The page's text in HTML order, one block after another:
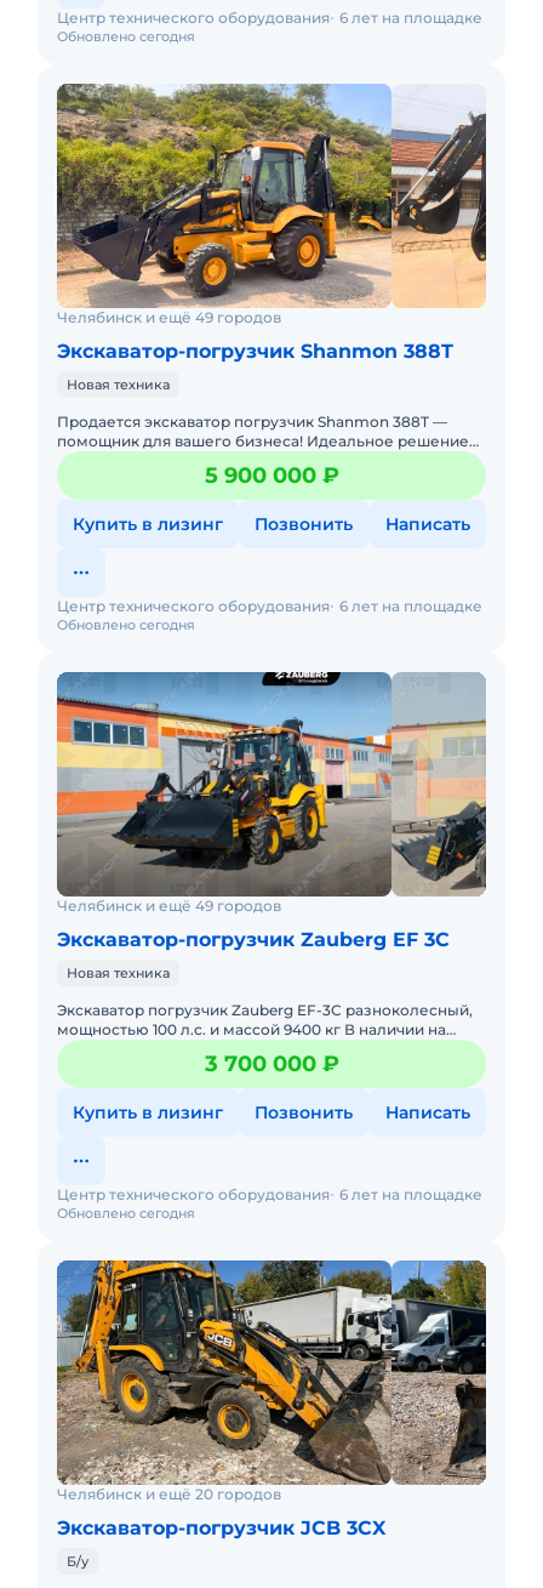
Обновлено сегодня
Центр технического оборудования 6 лет на площадке
Челябинск и ещё 49 городов
Экскаватор-погрузчик Shanmon 388T
Новая техника
Продается экскаватор погрузчик Shanmon 388T —
помощник для вашего бизнеса! Идеальное решение
для строительства, сельского хозяйства,
коммунального и дорожного с
5 900 000 ₽
Купить в лизинг Позвонить Написать
Обновлено сегодня
Центр технического оборудования 6 лет на площадке
Челябинск и ещё 49 городов
Экскаватор-погрузчик Zauberg EF 3C
Новая техника
Экскаватор погрузчик Zauberg EF-3C разноколесный,
мощностью 100 л.с. и массой 9400 кг В наличии на
складах РФ. Действующее ЭПСМ, все налоги и сборы
уплачены
3 700 000 ₽
Купить в лизинг Позвонить Написать
Обновлено сегодня
Центр технического оборудования 6 лет на площадке
Челябинск и ещё 20 городов
Экскаватор-погрузчик JCB 3CX
Б/у